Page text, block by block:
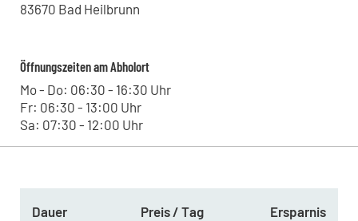
83670 Bad Heilbrunn
Öffnungszeiten am Abholort
Mo - Do: 06:30 - 16:30 Uhr
Fr: 06:30 - 13:00 Uhr
Sa: 07:30 - 12:00 Uhr
Dauer Preis / Tag
Ersparnis